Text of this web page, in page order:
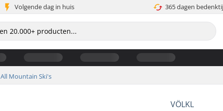
Volgende dag in huis 365 dagen
All Mountain Ski's
VÖLKL